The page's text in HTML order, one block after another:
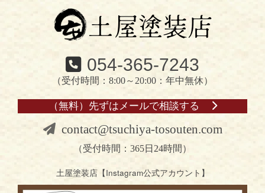
054-365-7243
（受付時間：8:00～20:00：年中無休）
（無料）先ずはメールで相談する
contact@tsuchiya-tosouten.com
（受付時間：365日24時間）
土屋塗装店【Instagram公式アカウント】